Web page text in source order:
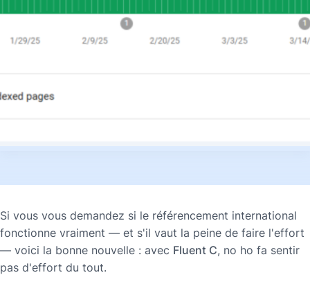
Si vous vous demandez si le référencement international
fonctionne vraiment — et s'il vaut la peine de faire l'effort
— voici la bonne nouvelle : avec Fluent C, no ho fa sentir
pas d'effort du tout.